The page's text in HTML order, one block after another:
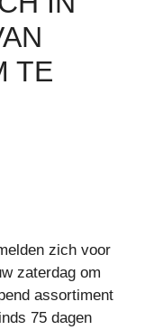
TE
zich voor
zaterdag om
assortiment
75 dagen